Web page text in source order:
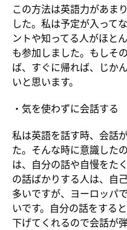
この方法は英語力があま
した。私は予定が入って
ントや知ってる人がほと
も参加しました。もしそ
ば、すぐに帰れば、じか
いと思います。
・気を使わずに会話する
私は英語を話す時、会話
た。そんな時に意識した
は、自分の話や自慢をた
の話ばかりする人は、自
多いですが、ヨーロッパ
いです。自分の話をする
下げてくれるので会話が